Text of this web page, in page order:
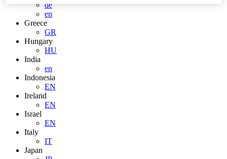
de
en
Greece
GR
Hungary
HU
India
en
Indonesia
EN
Ireland
EN
Israel
EN
Italy
IT
Japan